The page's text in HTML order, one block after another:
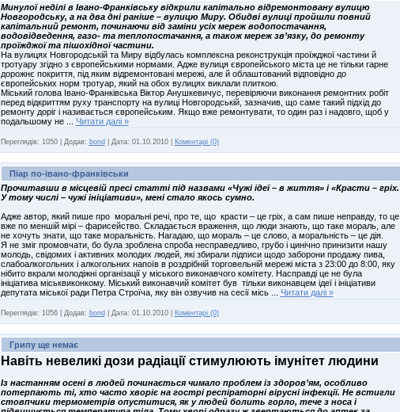
Минулої неділі в Івано-Франківську відкрили капітально відремонтовану вулицю
Новгородську, а на два дні раніше – вулицю Миру. Обидві вулиці пройшли повний
капітальний ремонт, починаючи від заміни усіх мереж водопостачання,
водовідведення, газо- та теплопостачання, а також мереж зв’язку, до ремонту
проїжджої та пішохідної частини.
На вулицях Новгородській та Миру відбулась комплексна реконструкція проїжджої частини й
тротуару згідно з європейськими нормами. Адже вулиця європейського міста це не тільки гарне
дорожнє покриття, під яким відремонтовані мережі, але й облаштований відповідно до
європейських норм тротуар, який на обох вулицях виклали плиткою.
Міський голова Івано-Франківська Віктор Анушкевичус, перевіряючи виконання ремонтних робіт
перед відкриттям руху транспорту на вулиці Новгородській, зазначив, що саме такий підхід до
ремонту доріг і називається європейським. Якщо вже ремонтувати, то один раз і надовго, щоб у
подальшому не
Читати далі »
Переглядів: 1050 Додав: bond Дата: 01.10.2010 Коментарі (0)
Піар по-івано-франківськи
Прочитавши в місцевій пресі статті під назвами «Чужі ідеї – в життя» і «Красти – гріх.
У тому числі – чужі ініціативи», мені стало якось сумно.
Адже автор, який пише про моральні речі, про те, що красти – це гріх, а сам пише неправду, то це
вже по меншій мірі – фарисейство. Складається враження, що люди знають, що таке мораль, але
не хочуть знати, що таке моральність. Нагадаю, що мораль – це слово, а моральність – це дія.
Я не зміг промовчати, бо була зроблена спроба несправедливо, грубо і цинічно принизити нашу
молодь, свідомих і активних молодих людей, які збирали підписи щодо заборони продажу пива,
слабоалкогольних і алкогольних напоїв в роздрібній торговельній мережі міста з 23:00 до 8:00, яку
нібито вкрали молодіжні організації у міського виконавчого комітету. Насправді це не була
ініціатива міськвиконкому. Міський виконавчий комітет був тільки виконавцем ідеї і ініціативи
депутата міської ради Петра Строїча, яку він озвучив на сесії місь
Читати далі »
Переглядів: 1056 Додав: bond Дата: 01.10.2010 Коментарі (0)
Грипу ще немає
Навіть невеликі дози радіації стимулюють імунітет людини
Із настанням осені в людей починається чимало проблем із здоров’ям, особливо
потерпають ті, хто часто хворіє на гострі респіраторні вірусні інфекції. Не встигли
стовпчики термометрів опуститися, як у людей болить горло, тече з носа і